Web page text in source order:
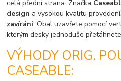
celá přední strana. Značka
design a vysokou kvalitu
zavírání. Obal uzavřete pomocí
kterým desky jednoduše
VÝHODY ORIG.
CASEABLE: